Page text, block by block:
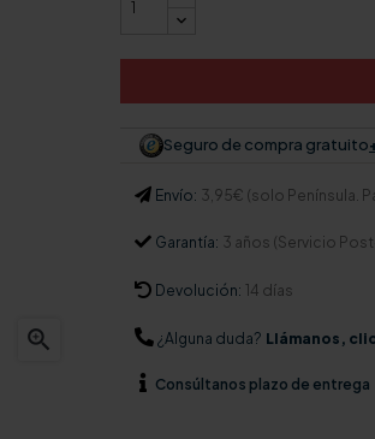

Seguro de compra gratuito
Envío: 3,95€ (solo Península.
Garantía: 3 años (Servicio
Devolución: 14 días
¿Alguna duda? Llámanos,
Consúltanos plazo de entrega